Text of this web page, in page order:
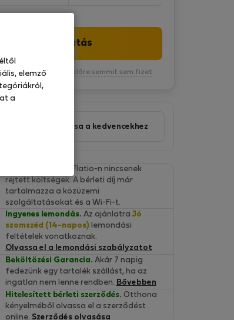
Folytatás
nélkül, egyelőre semmit sem fizet
Ajánlat hozzáadása a kedvencekhez
A Flatio-n nincsenek
rejtett költségek. A bérleti díj már
tartalmazza a közüzemi
szolgáltatásokat és a Wi-Fi-t.
Ingyenes lemondás. Az ajánlatra Jó
szomszéd (14-napos) lemondási
feltételek vonatkoznak.
Olvassa el a lemondási szabályzatot
Beköltözési Garancia. Akár 7 napig
fedezünk egy tartalék szállást, ha az
ingatlan nem lenne rendben. Bővebben
Hitelesített bérleti szerződés. Otthona
kényelméből olvassa el a szerződést
online. Szerződés olvasása
elemző
a